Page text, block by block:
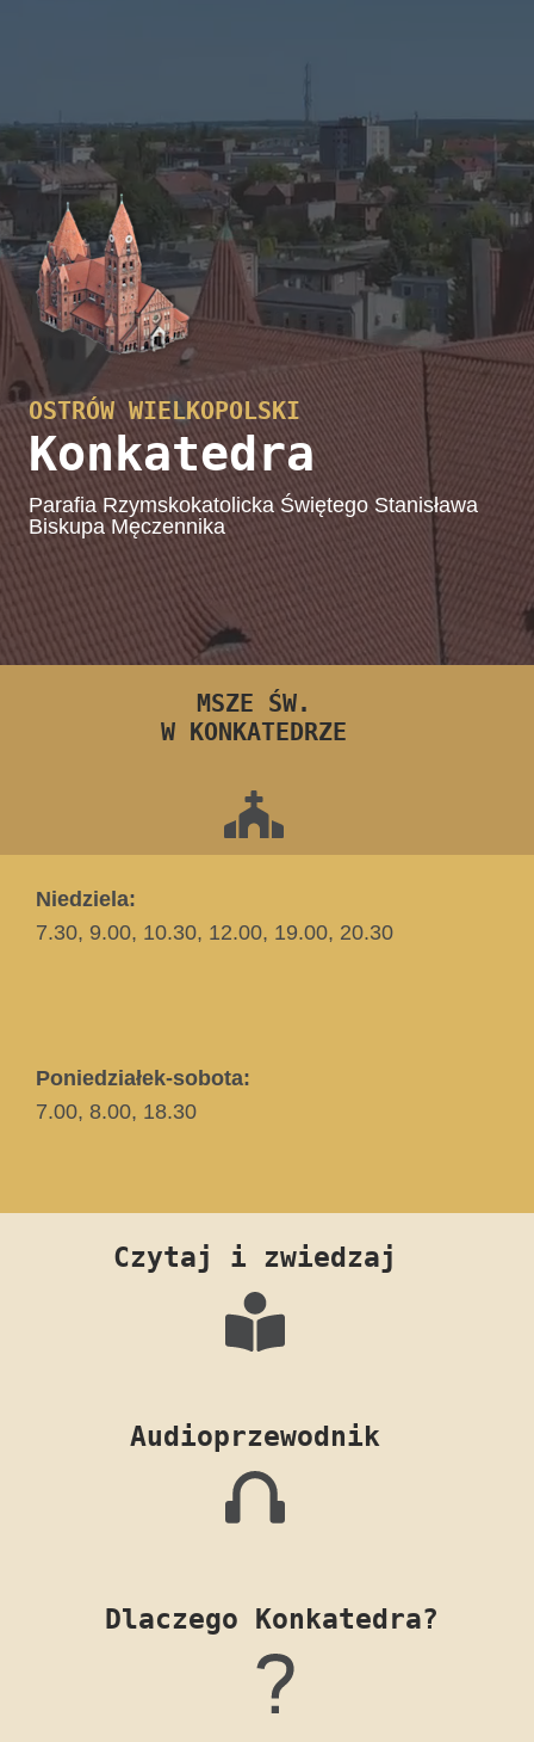
OSTRÓW WIELKOPOLSKI
Konkatedra
Parafia Rzymskokatolicka Świętego Stanisława
Biskupa Męczennika
MSZE ŚW.
W KONKATEDRZE
Niedziela:
7.30, 9.00, 10.30, 12.00, 19.00, 20.30
Poniedziałek-sobota:
7.00, 8.00, 18.30
Czytaj i zwiedzaj
Audioprzewodnik
Dlaczego Konkatedra?